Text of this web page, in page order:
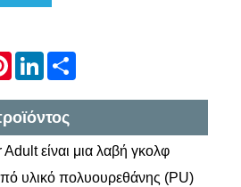
Pinterest
LinkedIn
είναι μια λαβή γκολφ
υλικό πολυουρεθάνης (PU)